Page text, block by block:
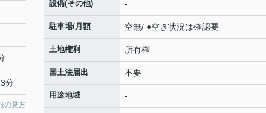
分
の見方
設備(その他) -
駐車場/月額 空無/ ●空き状況は確認要
土地権利 所有権
国土法届出 不要
用途地域 -